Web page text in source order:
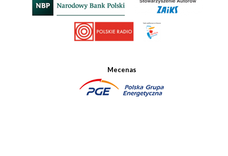
Mecenas